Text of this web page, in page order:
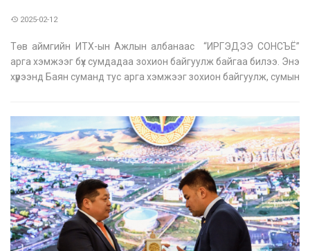
2025-02-12
Төв аймгийн ИТХ-ын Ажлын албанаас “ИРГЭДЭЭ СОНСЪЁ”
арга хэмжээг бүх сумдадаа зохион байгуулж байгаа билээ. Энэ
хүрээнд Баян суманд тус арга хэмжээг зохион байгуулж, сумын
санал